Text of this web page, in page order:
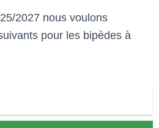
2027 nous voulons
pour les bipèdes à